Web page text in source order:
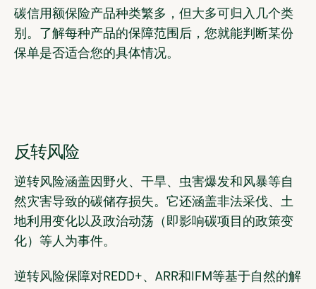
碳信用额保险产品种类繁多，但大多可归入几个类
别。了解每种产品的保障范围后，您就能判断某份
保单是否适合您的具体情况。
反转风险
逆转风险涵盖因野火、干旱、虫害爆发和风暴等自
然灾害导致的碳储存损失。它还涵盖非法采伐、土
地利用变化以及政治动荡（即影响碳项目的政策变
化）等人为事件。
逆转风险保障对REDD+、ARR和IFM等基于自然的解